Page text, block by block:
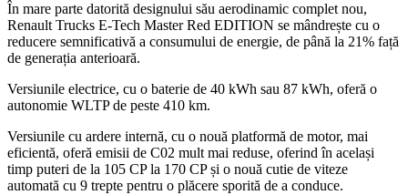
În mare parte datorită designului său aerodinamic complet nou,
Renault Trucks E-Tech Master Red EDITION se mândrește cu o
reducere semnificativă a consumului de energie, de până la 21% față
de generația anterioară.
Versiunile electrice, cu o baterie de 40 kWh sau 87 kWh, oferă o
autonomie WLTP de peste 410 km.
Versiunile cu ardere internă, cu o nouă platformă de motor, mai
eficientă, oferă emisii de C02 mult mai reduse, oferind în același
timp puteri de la 105 CP la 170 CP și o nouă cutie de viteze
automată cu 9 trepte pentru o plăcere sporită de a conduce.